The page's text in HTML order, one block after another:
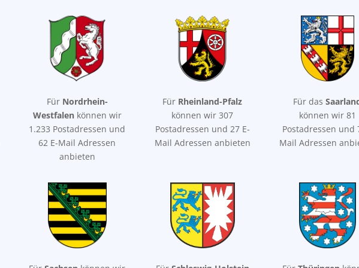
Für Nordrhein-
Westfalenkönnen wir
1.233 Postadressen und
62 E-Mail Adressen
anbieten
Für Rheinland-Pfalz
können wir 307
Postadressen und 27 E-
Mail Adressen anbieten
Für das
können wir 81
Postadressen und
Mail Adressen